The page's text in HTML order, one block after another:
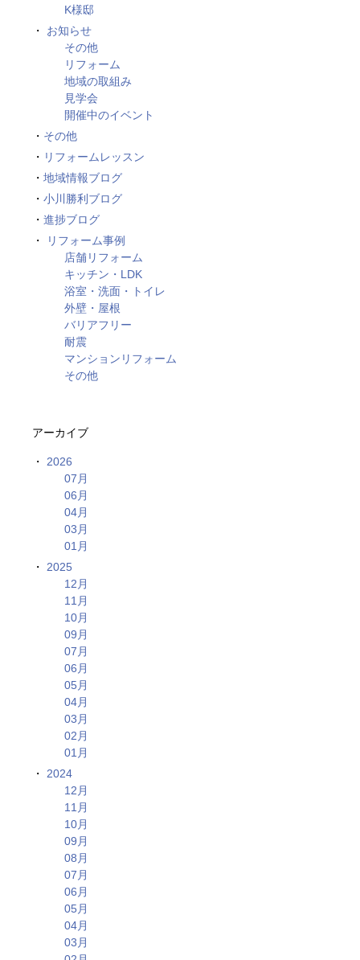
K様邸
お知らせ
その他
リフォーム
地域の取組み
見学会
開催中のイベント
その他
リフォームレッスン
地域情報ブログ
小川勝利ブログ
進捗ブログ
リフォーム事例
店舗リフォーム
キッチン・LDK
浴室・洗面・トイレ
外壁・屋根
バリアフリー
耐震
マンションリフォーム
その他
アーカイブ
2026
07月
06月
04月
03月
01月
2025
12月
11月
10月
09月
07月
06月
05月
04月
03月
02月
01月
2024
12月
11月
10月
09月
08月
07月
06月
05月
04月
03月